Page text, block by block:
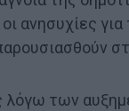
ανησυχίες
λόγω των